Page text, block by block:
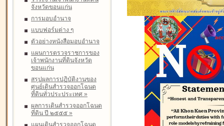
จังหวัดขอนแก่น
การมอบอำนาจ
แบบฟอร์มต่าง ๆ
ตัวอย่างหนังสือมอบอำนาจ
แผนการตรวจราชการของ
เจ้าพนักงานที่ดินจังหวัด
ขอนแก่น
สรุปผลการปฏิบัติงานของ
ศูนย์เดินสำรวจออกโฉนด
ที่ดินทั่วประประเทศ »
ผลการเดินสำรวจออกโฉนด
ที่ดิน ปี ๒๕๕๕ »
แผนเดินสำรวจออกโฉนด